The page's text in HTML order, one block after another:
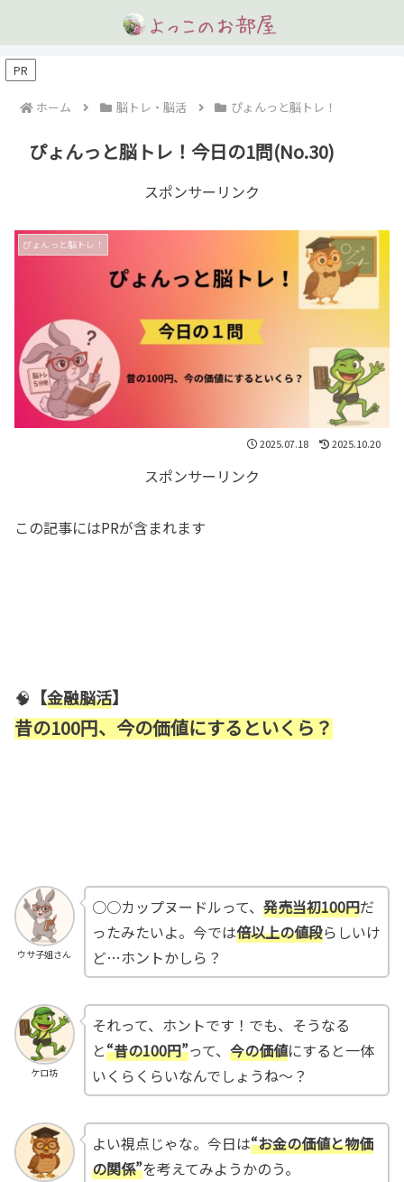
PR
ホーム 脳トレ・脳活 ぴょんっと脳トレ！
ぴょんっと脳トレ！今日の1問(No.30)
スポンサーリンク
ぴょんっと脳トレ！
2025.07.18 2025.10.20
スポンサーリンク
この記事にはPRが含まれます
🧠 【金融脳活】
昔の100円、今の価値にするといくら？
ウサ子姐さん
○○カップヌードルって、 発売当初100円だ
ったみたいよ。今では倍以上の値段らしいけ
ど…ホントかしら？
ケロ坊
それって、ホントです！でも、そうなる
と“昔の100円”って、 今の価値にすると一体
いくらくらいなんでしょうね〜？
よい視点じゃな。今日は“お金の価値と物価
の関係”を考えてみようかのう。